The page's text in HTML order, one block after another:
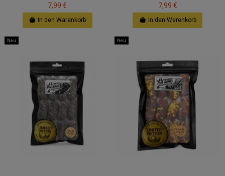
7,99 €
In den Warenkorb
7,99 €
In den Warenkorb
Neu Neu